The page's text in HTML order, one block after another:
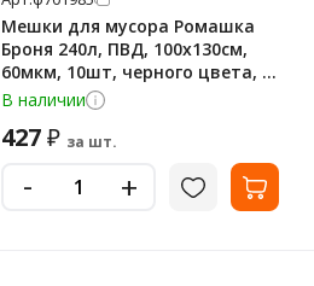
Мешки для мусора Ромашка
Броня 240л, ПВД, 100х130см,
60мкм, 10шт, черного цвета, в
рулоне
В наличии
427₽ за шт.
- +